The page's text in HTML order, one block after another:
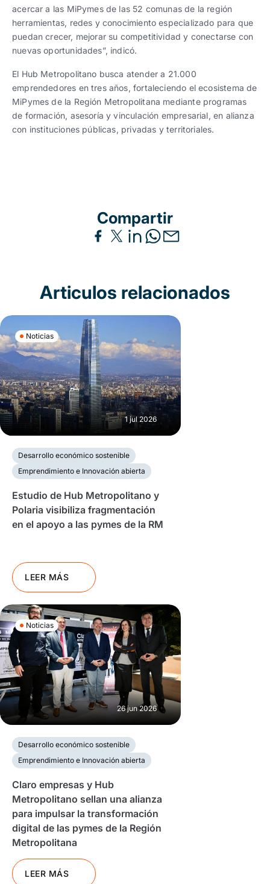
acercar a las MiPymes de las 52 comunas de la región
herramientas, redes y conocimiento especializado para que
puedan crecer, mejorar su competitividad y conectarse con
nuevas oportunidades”, indicó.
El Hub Metropolitano busca atender a 21.000
emprendedores en tres años, fortaleciendo el ecosistema de
MiPymes de la Región Metropolitana mediante programas
de formación, asesoría y vinculación empresarial, en alianza
con instituciones públicas, privadas y territoriales.
Compartir
Articulos relacionados
Noticias
1 jul 2026
Desarrollo económico sostenible
Emprendimiento e Innovación abierta
Estudio de Hub Metropolitano y
Polaria visibiliza fragmentación
en el apoyo a las pymes de la RM
LEER MÁS
Noticias
26 jun 2026
Desarrollo económico sostenible
Emprendimiento e Innovación abierta
Claro empresas y Hub
Metropolitano sellan una alianza
para impulsar la transformación
digital de las pymes de la Región
Metropolitana
LEER MÁS